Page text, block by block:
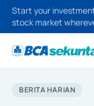
Start your
stock market
BERITA HARIAN